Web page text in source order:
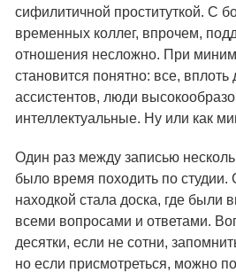
сифилитичной проституткой. С
временных коллег, впрочем,
отношения несложно. При
становится понятно: все, вплоть
ассистентов, люди
интеллектуальные. Ну или как
Один раз между записью
было время походить по студии.
находкой стала доска, где были
всеми вопросами и ответами.
десятки, если не сотни,
но если присмотреться, можно